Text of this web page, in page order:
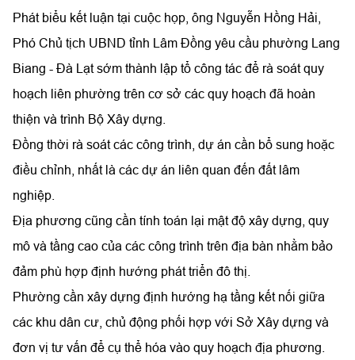
Phát biểu kết luận tại cuộc họp, ông Nguyễn Hồng Hải,
Phó Chủ tịch UBND tỉnh Lâm Đồng yêu cầu phường Lang
Biang - Đà Lạt sớm thành lập tổ công tác để rà soát quy
hoạch liên phường trên cơ sở các quy hoạch đã hoàn
thiện và trình Bộ Xây dựng.
Đồng thời rà soát các công trình, dự án cần bổ sung hoặc
điều chỉnh, nhất là các dự án liên quan đến đất lâm
nghiệp.
Địa phương cũng cần tính toán lại mật độ xây dựng, quy
mô và tầng cao của các công trình trên địa bàn nhằm bảo
đảm phù hợp định hướng phát triển đô thị.
Phường cần xây dựng định hướng hạ tầng kết nối giữa
các khu dân cư, chủ động phối hợp với Sở Xây dựng và
đơn vị tư vấn để cụ thể hóa vào quy hoạch địa phương.